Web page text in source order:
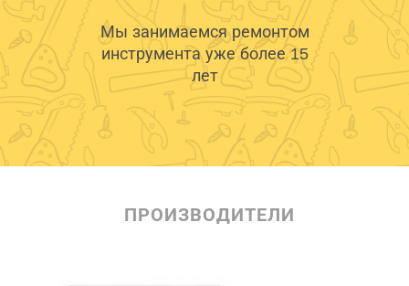
Мы занимаемся ремонтом
инструмента уже более 15
лет
ПРОИЗВОДИТЕЛИ